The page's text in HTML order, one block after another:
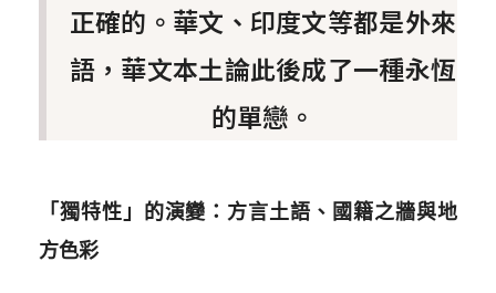
正確的。華文、印度文等都是外來
語，華文本土論此後成了一種永恆
的單戀。
「獨特性」的演變：方言土語、國籍之牆與地
方色彩